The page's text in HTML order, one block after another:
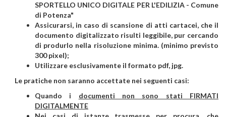
SPORTELLO UNICO DIGITALE PER L'EDILIZIA - Comune
di Potenza"
Assicurarsi, in caso di scansione di atti cartacei, che il
documento digitalizzato risulti leggibile, pur cercando
di produrlo nella risoluzione minima. (minimo previsto
300 pixel);
Utilizzare esclusivamente il formato pdf, jpg.
Le pratiche non saranno accettate nei seguenti casi:
Quando i documenti non sono stati FIRMATI
DIGITALMENTE